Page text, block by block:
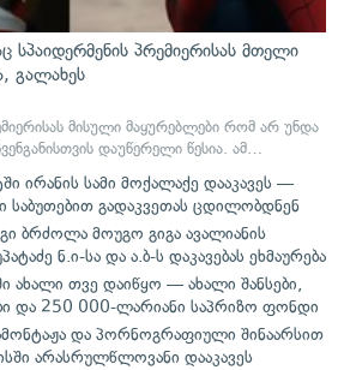
სპაიდერმენის პრემიერისას მთელი
გალახეს
მისული მაყურებლები რომ არ უნდა
დაუწერელი წესია. ამ…
ირანის სამი მოქალაქე დააკავეს —
საბუთებით გადაკვეთას ცდილობდნენ
ბრძოლა მოუგო გიგა ავალიანის
ნ.ი-სა და ა.ბ-ს დაკავებას ეხმაურება
ახალი თვე დაიწყო — ახალი შანსები,
და 250 000-ლარიანი საპრიზო ფონდი
და პორნოგრაფიული შინაარსით
არასრულწლოვანი დააკავეს